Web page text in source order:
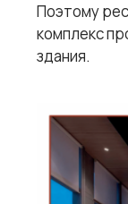
Поэтому
комплекс
здания.